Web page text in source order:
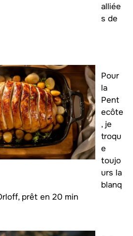
alliée
s de
Pour
la
Pent
ecôte
, je
troqu
e
toujo
urs la
blanq
prêt en 20 min